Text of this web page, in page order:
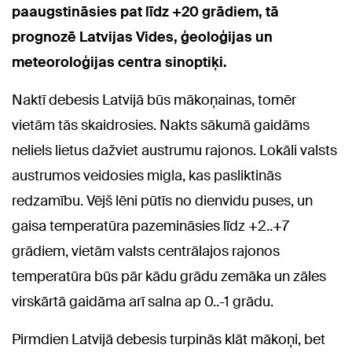
paaugstināsies pat līdz +20 grādiem, tā
prognozē Latvijas Vides, ģeoloģijas un
meteoroloģijas centra sinoptiķi.
Naktī debesis Latvijā būs mākoņainas, tomēr
vietām tās skaidrosies. Nakts sākumā gaidāms
neliels lietus dažviet austrumu rajonos. Lokāli valsts
austrumos veidosies migla, kas pasliktinās
redzamību. Vējš lēni pūtīs no dienvidu puses, un
gaisa temperatūra pazemināsies līdz +2..+7
grādiem, vietām valsts centrālajos rajonos
temperatūra būs pār kādu grādu zemāka un zāles
virskārtā gaidāma arī salna ap 0..-1 grādu.
Pirmdien Latvijā debesis turpinās klāt mākoņi, bet